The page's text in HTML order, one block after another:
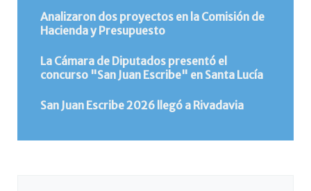
Analizaron dos proyectos en la Comisión de
Hacienda y Presupuesto
La Cámara de Diputados presentó el
concurso "San Juan Escribe" en Santa Lucía
San Juan Escribe 2026 llegó a Rivadavia